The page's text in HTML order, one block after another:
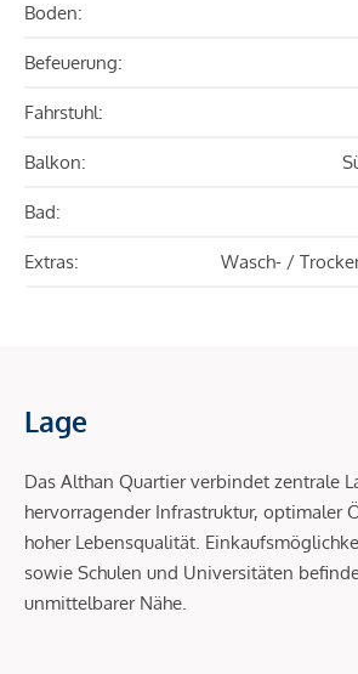
Boden:
Befeuerung:
Fahrstuhl:
Balkon:
Bad:
Extras: Wasch- /
Lage
Das Althan Quartier verbindet zentrale
hervorragender Infrastruktur, optimaler
hoher Lebensqualität.
sowie Schulen und Universitäten
unmittelbarer Nähe.